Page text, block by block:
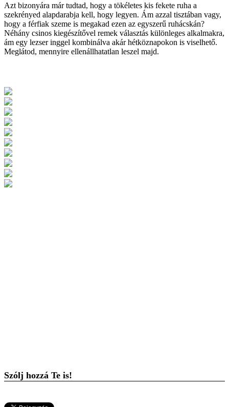
Azt bizonyára már tudtad, hogy a tökéletes kis fekete ruha a
szekrényed alapdarabja kell, hogy legyen. Ám azzal tisztában vagy,
hogy a férfiak szeme is megakad ezen az egyszerű ruhácskán?
Néhány csinos kiegészítővel remek választás különleges alkalmakra,
ám egy lezser inggel kombinálva akár hétköznapokon is viselhető.
Meglátod, mennyire ellenállhatatlan leszel majd.
Szólj hozzá Te is!